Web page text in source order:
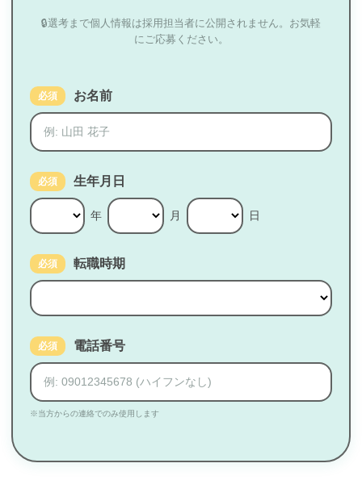
🔒選考まで個人情報は採用担当者に公開されません。お気軽
にご応募ください。
必須 お名前
必須 生年月日
年 月 日
必須 転職時期
必須 電話番号
※当方からの連絡でのみ使用します